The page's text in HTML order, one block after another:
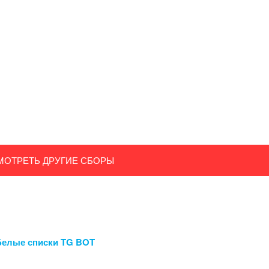
ДРУГИЕ СБОРЫ
списки TG BOT